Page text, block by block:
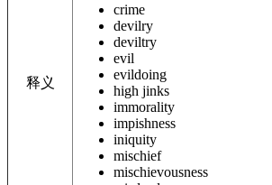
释义
crime
devilry
deviltry
evil
evildoing
high jinks
immorality
impishness
iniquity
mischief
mischievousness